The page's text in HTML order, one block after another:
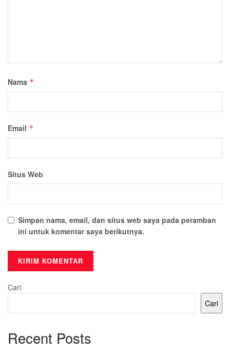
Nama *
Email *
Situs Web
Simpan nama, email, dan situs web saya pada peramban
ini untuk komentar saya berikutnya.
Cari
Cari
Recent Posts